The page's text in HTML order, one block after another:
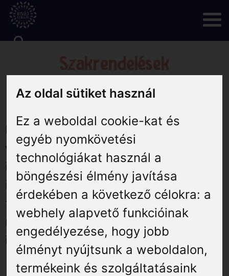
Az oldal sütiket használ
Ez a weboldal cookie-kat és
egyéb nyomkövetési
technológiákat használ a
böngészési élmény javítása
érdekében a következő célokra: a
webhely alapvető funkcióinak
engedélyezése, hogy jobb
élményt nyújtsunk a weboldalon,
termékeink és szolgáltatásaink
Skip
content
Hírek
Programok
Szállás
Vendéglátás
Élmények
Gyógyuljon Kisújon
Kisújszálláson számos szakrendelés
vehető igénybe a Kumánia Gyógyászaton,
illetve a város egészégügyi
intézményekben. Kérjük, vegyék
figyelembe, hogy minden szak- és
magánrendelés esetén előzetes
időpontfoglalás szükséges.